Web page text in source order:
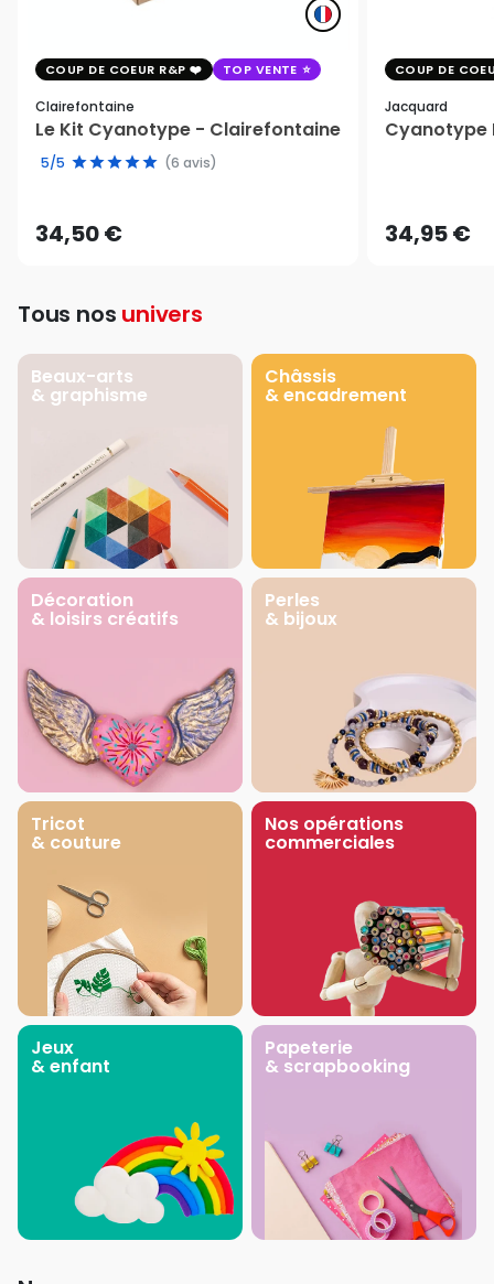
COUP DE COEUR R&P TOP VENTE
Clairefontaine
Le Kit Cyanotype - Clairefontaine
5/5 (6 avis)
34,50 €
COUP DE
Jacquard
Cyanotype
34,95 €
Tous nos univers
Beaux-arts
& graphisme
Châssis
& encadrement
Décoration
& loisirs créatifs
Perles
& bijoux
Tricot
& couture
Nos opérations
commerciales
Jeux
& enfant
Papeterie
& scrapbooking